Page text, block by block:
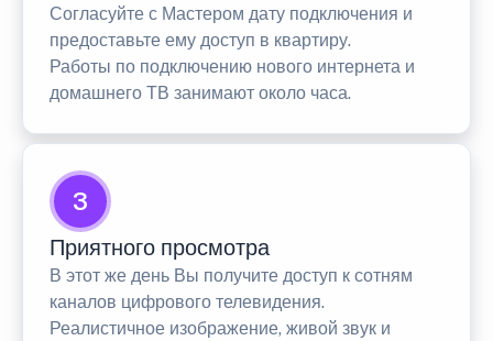
Согласуйте с Мастером дату подключения и
предоставьте ему доступ в квартиру.
Работы по подключению нового интернета и
домашнего ТВ занимают около часа.
3
Приятного просмотра
В этот же день Вы получите доступ к сотням
каналов цифрового телевидения.
Реалистичное изображение, живой звук и